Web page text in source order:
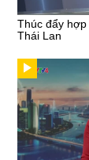
Thúc đẩy
Thái Lan